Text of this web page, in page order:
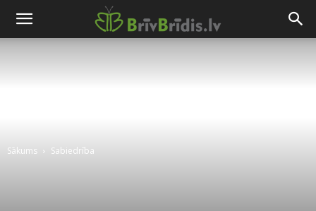
Sākums Sabiedrība